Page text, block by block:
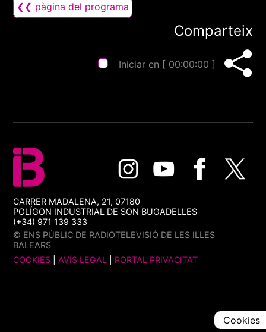
❮❮ pàgina del programa
Comparteix
Iniciar en [ 00:00:00 ]
CARRER MADALENA, 21, 07180
POLÍGON INDUSTRIAL DE SON BUGADELLES
(+34) 971 139 333
© ENS PÚBLIC DE RADIOTELEVISIÓ DE LES ILLES
BALEARS
COOKIES |AVÍS LEGAL PORTAL PRIVACITAT
Cookies